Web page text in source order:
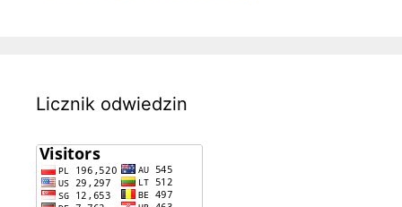
Licznik odwiedzin